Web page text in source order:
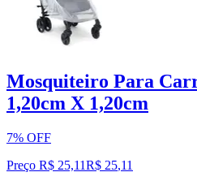
Mosquiteiro Para
1,20cm X 1,20cm
7% OFF
Preço R$ 25,11R$ 25,11